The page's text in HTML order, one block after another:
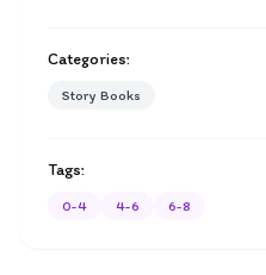
Categories:
Story Books
Tags:
0-4 4-6 6-8